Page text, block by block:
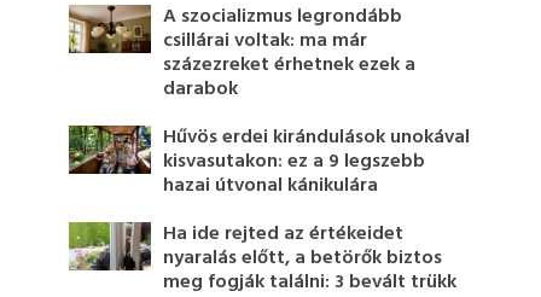
A szocializmus legrondább
csillárai voltak: ma már
százezreket érhetnek ezek a
darabok
Hűvös erdei kirándulások unokával
kisvasutakon: ez a 9 legszebb
hazai útvonal kánikulára
Ha ide rejted az értékeidet
nyaralás előtt, a betörők biztos
meg fogják találni: 3 bevált trükk